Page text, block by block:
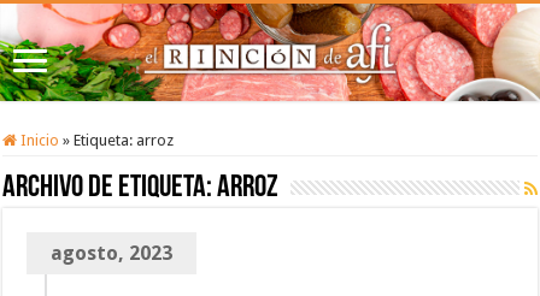
Inicio » Etiqueta: arroz
Archivo de etiqueta:arroz
agosto, 2023